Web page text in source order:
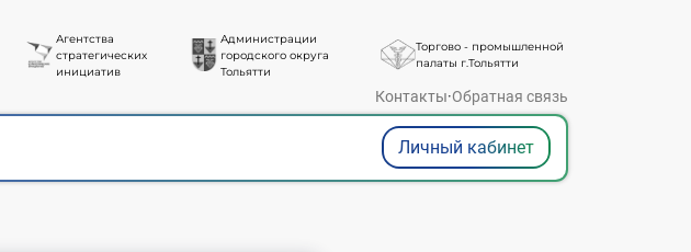
Агентства
стратегических
инициатив
Администрации
городского округа
Тольятти
Торгово - промышленной
палаты г.Тольятти
Контакты·Обратная связь
Личный кабинет